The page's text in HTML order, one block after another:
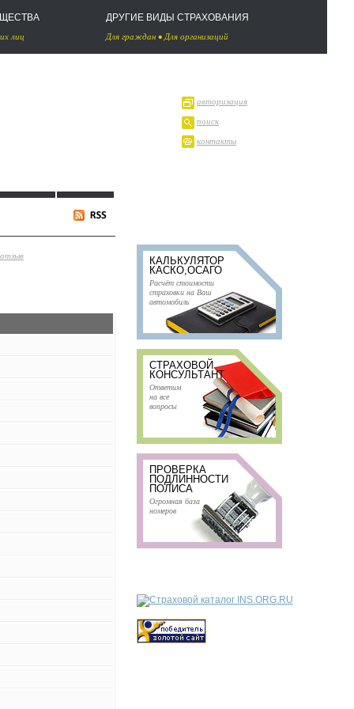
лиц
ДРУГИЕ ВИДЫ СТРАХОВАНИЯ
Для граждан •Для организаций
авторизация
поиск
контакты
КАЛЬКУЛЯТОР
КАСКО,ОСАГО
Расчёт стоимости
страховки на Ваш
автомобиль
СТРАХОВОЙ
КОНСУЛЬТАНТ
Ответим
на все
вопросы
ПРОВЕРКА
ПОДЛИННОСТИ
ПОЛИСА
Огромная база
номеров